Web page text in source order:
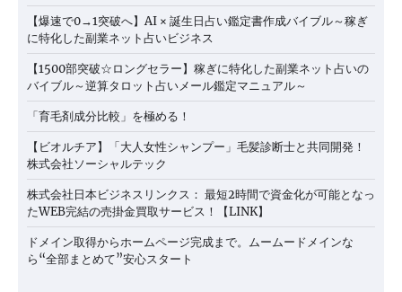
【爆速で0→1突破へ】AI × 誕生日占い鑑定書作成バイブル～稼ぎ
に特化した副業ネット占いビジネス
【1500部突破☆ロングセラー】稼ぎに特化した副業ネット占いの
バイブル～逆算タロット占いメール鑑定マニュアル～
「育毛剤成分比較」を極める！
【ビオルチア】「大人女性シャンプー」毛髪診断士と共同開発！
株式会社ソーシャルテック
株式会社日本ビジネスリンクス： 最短2時間で資金化が可能となっ
たWEB完結の売掛金買取サービス！【LINK】
ドメイン取得からホームページ完成まで。ムームードメインな
ら“全部まとめて”安心スタート